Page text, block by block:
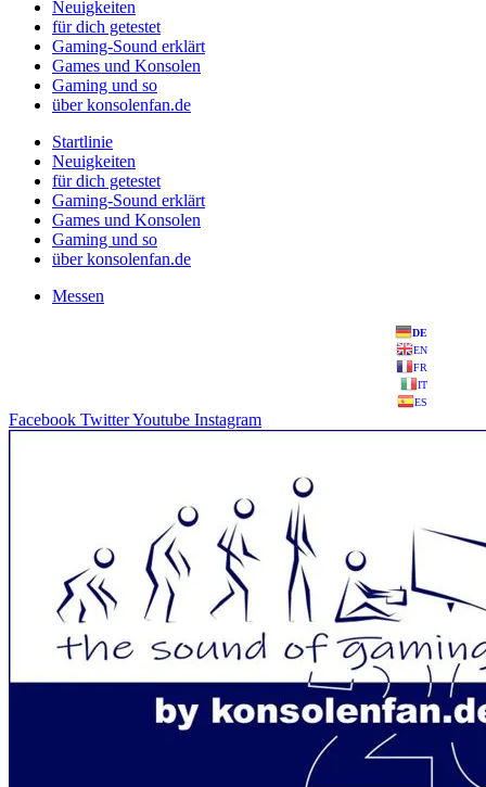
Neuigkeiten
für dich getestet
Gaming-Sound erklärt
Games und Konsolen
Gaming und so
über konsolenfan.de
Startlinie
Neuigkeiten
für dich getestet
Gaming-Sound erklärt
Games und Konsolen
Gaming und so
über konsolenfan.de
Messen
DE
EN
FR
IT
ES
Facebook TwitterYoutube Instagram